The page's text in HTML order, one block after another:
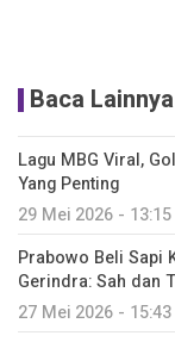
Baca Lainnya
Lagu MBG Viral,
Yang Penting
29 Mei 2026 - 13:15
Prabowo Beli Sapi
Gerindra: Sah dan
27 Mei 2026 - 15:43